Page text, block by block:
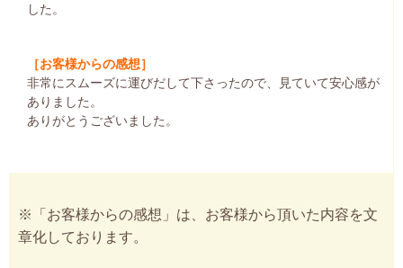
した。
［お客様からの感想］
非常にスムーズに運びだして下さったので、見ていて安心感が
ありました。
ありがとうございました。
※「お客様からの感想」は、お客様から頂いた内容を文
章化しております。